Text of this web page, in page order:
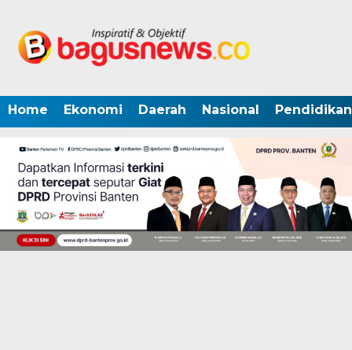
Home Ekonomi Daerah Nasional Pendidikan